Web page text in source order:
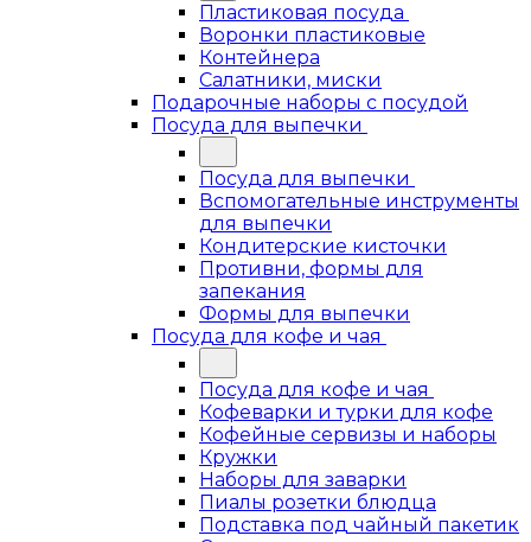
Пластиковая посуда
Воронки пластиковые
Контейнера
Салатники, миски
Подарочные наборы с посудой
Посуда для выпечки
Посуда для выпечки
Вспомогательные инструменты
для выпечки
Кондитерские кисточки
Противни, формы для
запекания
Формы для выпечки
Посуда для кофе и чая
Посуда для кофе и чая
Кофеварки и турки для кофе
Кофейные сервизы и наборы
Кружки
Наборы для заварки
Пиалы розетки блюдца
Подставка под чайный пакетик